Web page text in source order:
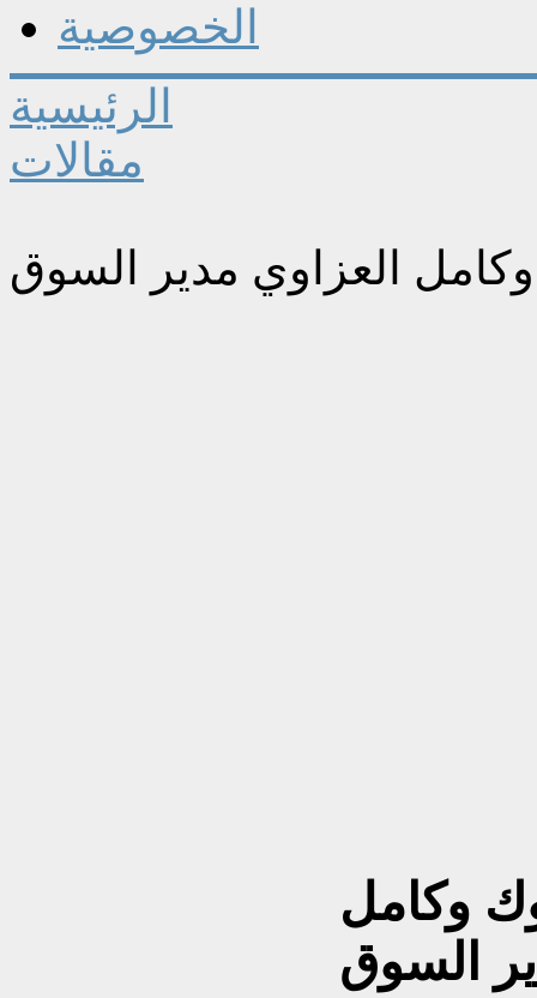
الخصوصية
الرئيسية
مقالات
العزاوي مدير السوق
وكامل
السوق